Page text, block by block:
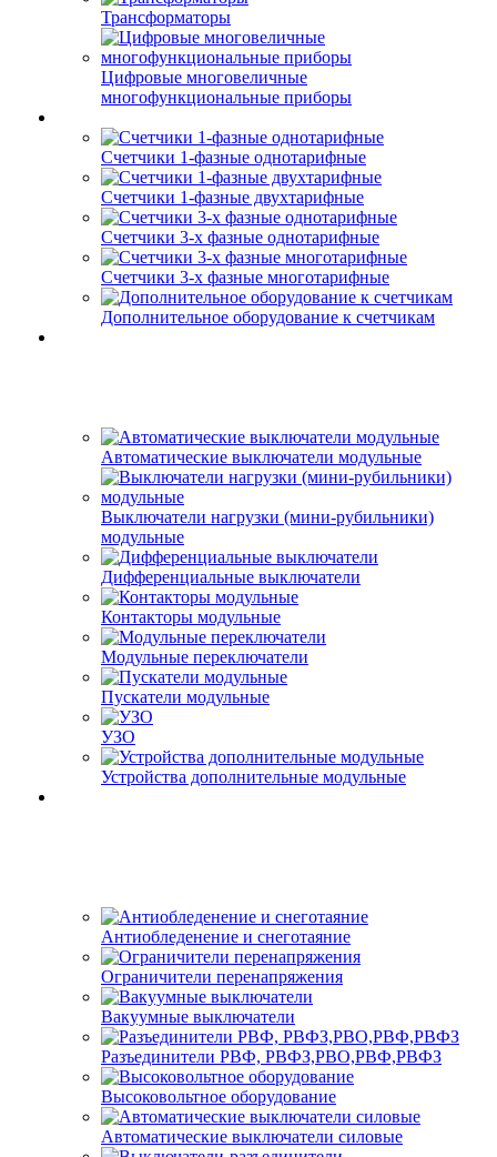
Трансформаторы
Цифровые многовеличные
многофункциональные приборы
Счетчики 1-фазные однотарифные
Счетчики 1-фазные двухтарифные
Счетчики 3-х фазные однотарифные
Счетчики 3-х фазные многотарифные
Дополнительное оборудование к счетчикам
Автоматические выключатели модульные
Выключатели нагрузки (мини-рубильники)
модульные
Дифференциальные выключатели
Контакторы модульные
Модульные переключатели
Пускатели модульные
УЗО
Устройства дополнительные модульные
Антиобледенение и снеготаяние
Ограничители перенапряжения
Вакуумные выключатели
Разъединители РВФ, РВФЗ,РВО,РВФ,РВФЗ
Высоковольтное оборудование
Автоматические выключатели cиловые